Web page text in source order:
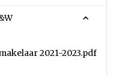
2021-2023.pdf